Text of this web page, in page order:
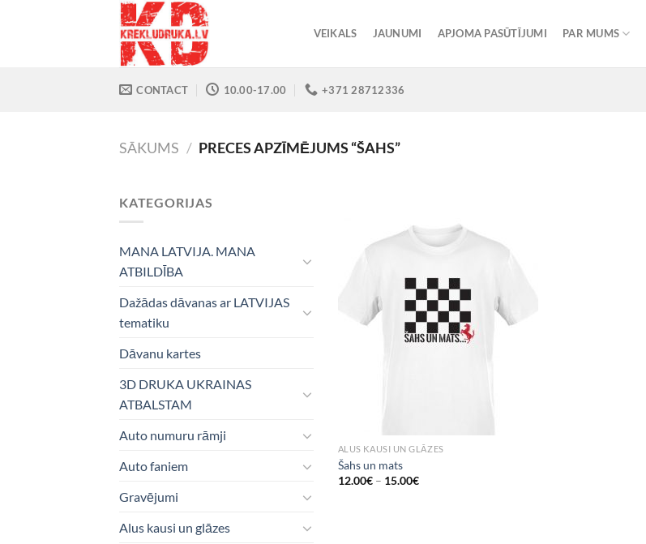
VEIKALS JAUNUMI APJOMA PASŪTĪJUMI PAR MUMS
CONTACT 10.00-17.00 +371 28712336
SĀKUMS / PRECES APZĪMĒJUMS “ŠAHS”
KATEGORIJAS
MANA LATVIJA. MANA
ATBILDĪBA
Dažādas dāvanas ar LATVIJAS
tematiku
Dāvanu kartes
3D DRUKA UKRAINAS
ATBALSTAM
Auto numuru rāmji
Auto faniem
Gravējumi
Alus kausi un glāzes
ALUS KAUSI UN GLĀZES
Šahs un mats
12.00€– 15.00€